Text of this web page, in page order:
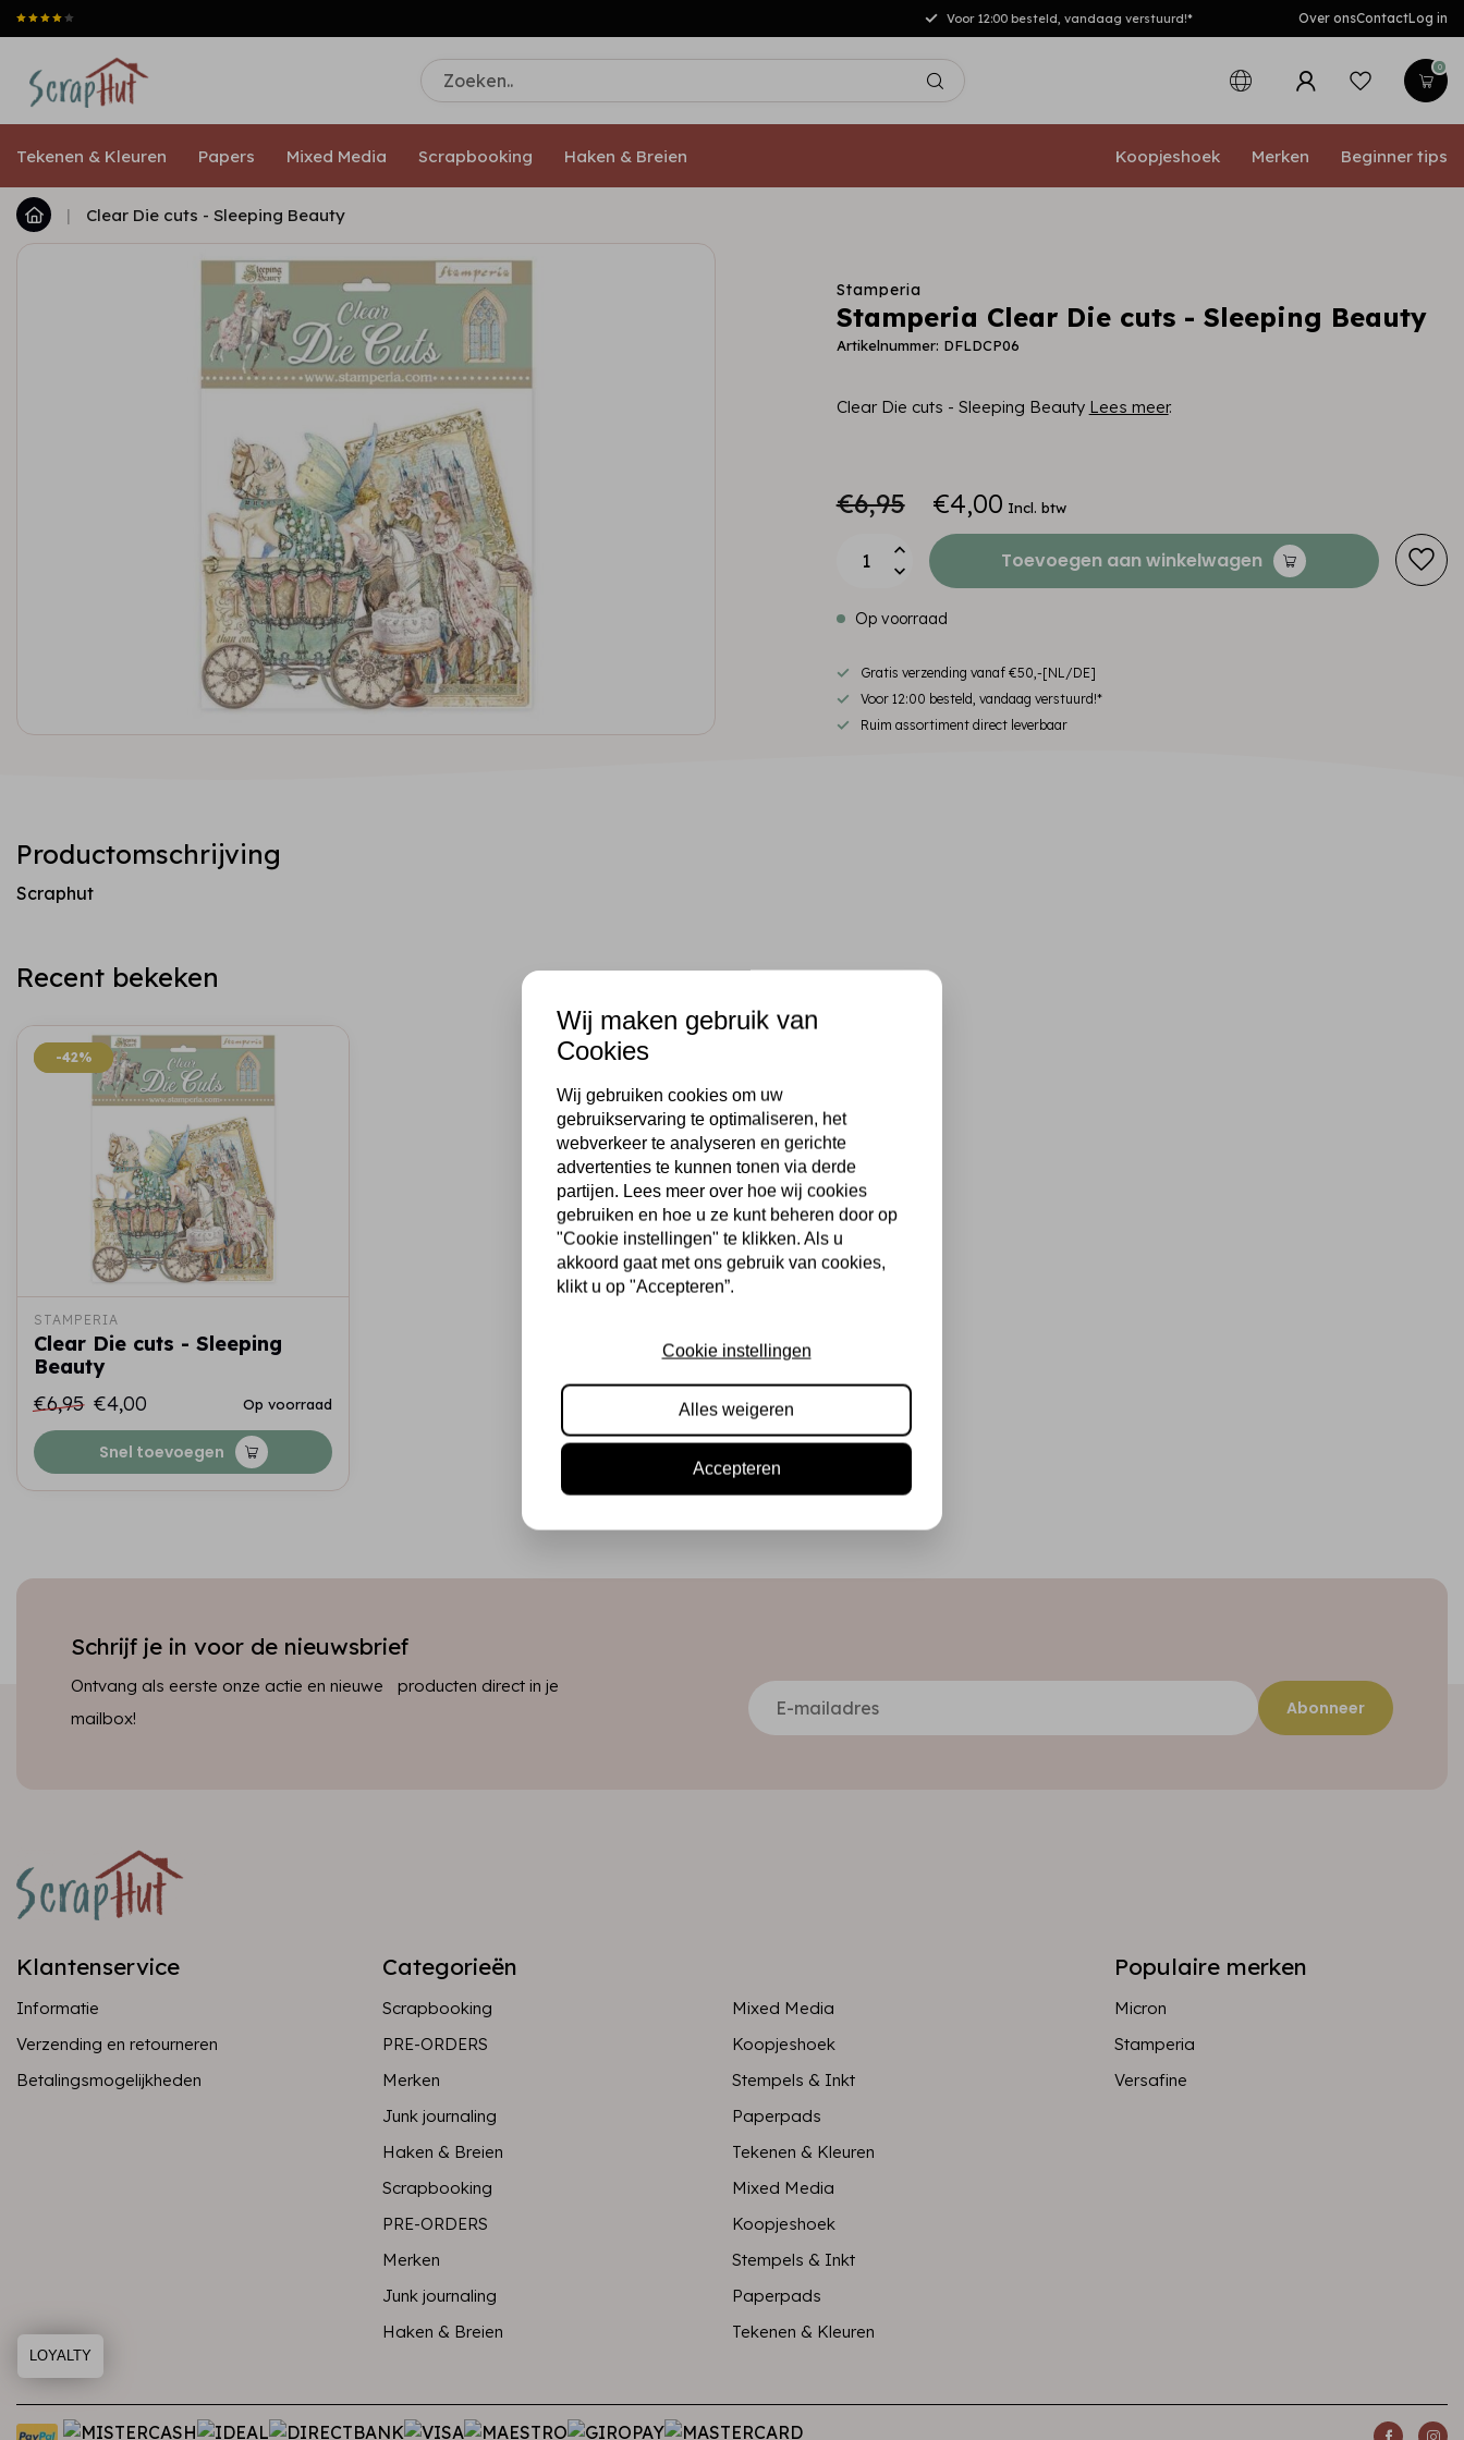
Over onsContactLog in
0
Tekenen & Kleuren Papers Mixed Media Scrapbooking Haken & Breien Koopjeshoek Merken Beginner tips
| Clear Die cuts - Sleeping Beauty
Stamperia
Stamperia Clear Die cuts - Sleeping Beauty
Artikelnummer: DFLDCP06
Clear Die cuts - Sleeping Beauty Lees meer.
€6,95 €4,00 Incl. btw
Toevoegen aan winkelwagen
Op voorraad
Gratis verzending vanaf €50,-[NL/DE]
Voor 12:00 besteld, vandaag verstuurd!*
Ruim assortiment direct leverbaar
Productomschrijving
Scraphut
Recent bekeken
-42%
-42%
STAMPERIA
Clear Die cuts - Sleeping
Beauty
€6,95 €4,00 Op voorraad
Snel toevoegen
Schrijf je in voor de nieuwsbrief
Ontvang als eerste onze actie en nieuwe producten direct in je
mailbox!
Abonneer
Klantenservice
Informatie
Verzending en retourneren
Betalingsmogelijkheden
Categorieën
Scrapbooking
Mixed Media
PRE-ORDERS
Koopjeshoek
Merken
Stempels & Inkt
Junk journaling
Paperpads
Haken & Breien
Tekenen & Kleuren
Scrapbooking
Mixed Media
PRE-ORDERS
Koopjeshoek
Merken
Stempels & Inkt
Junk journaling
Paperpads
Haken & Breien
Tekenen & Kleuren
Populaire merken
Micron
Stamperia
Versafine
Wij maken gebruik van
Cookies
Wij gebruiken cookies om uw
gebruikservaring te optimaliseren, het
webverkeer te analyseren en gerichte
advertenties te kunnen tonen via derde
partijen. Lees meer over hoe wij cookies
gebruiken en hoe u ze kunt beheren door op
"Cookie instellingen" te klikken. Als u
akkoord gaat met ons gebruik van cookies,
klikt u op "Accepteren”.
Cookie instellingen
Alles weigeren
Accepteren
LOYALTY